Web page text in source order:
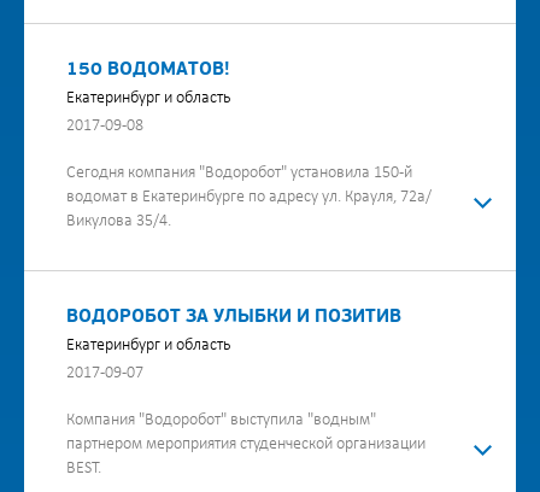
150 ВОДОМАТОВ!
Екатеринбург и область
2017-09-08
Сегодня компания "Водоробот" установила 150-й
водомат в Екатеринбурге по адресу ул. Крауля, 72а/
Викулова 35/4.
ВОДОРОБОТ ЗА УЛЫБКИ И ПОЗИТИВ
Екатеринбург и область
2017-09-07
Компания "Водоробот" выступила "водным"
партнером мероприятия студенческой организации
BEST.